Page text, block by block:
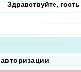
Здравствуйте, гость